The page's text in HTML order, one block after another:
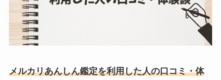
メルカリあんしん鑑定を利用した人の口コミ・体